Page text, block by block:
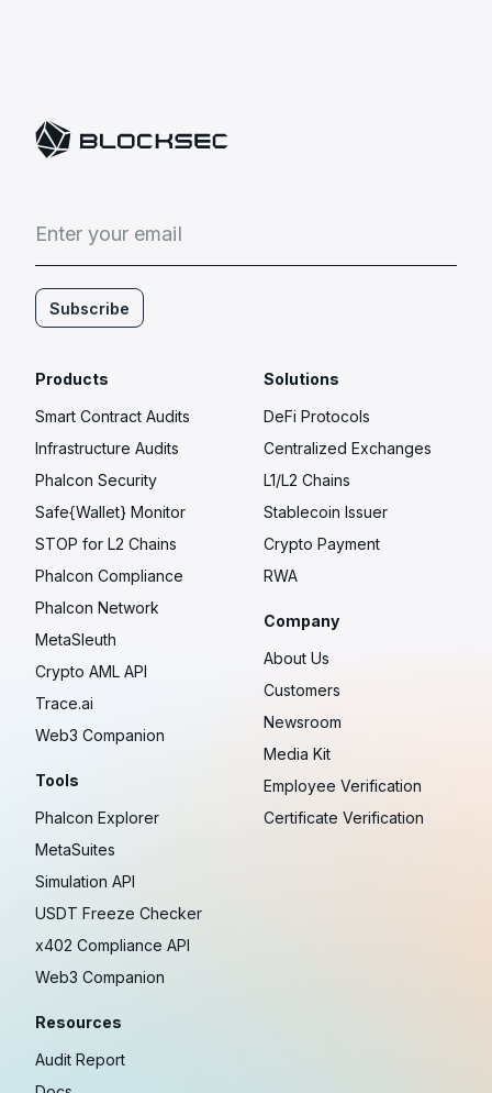
Enter your email
Subscribe
Products
Smart Contract Audits
Infrastructure Audits
Phalcon Security
Safe{Wallet} Monitor
STOP for L2 Chains
Phalcon Compliance
Phalcon Network
MetaSleuth
Crypto AML API
Trace.ai
Web3 Companion
Tools
Phalcon Explorer
MetaSuites
Simulation API
USDT Freeze Checker
x402 Compliance API
Web3 Companion
Resources
Audit Report
Solutions
DeFi Protocols
Centralized Exchanges
L1/L2 Chains
Stablecoin Issuer
Crypto Payment
RWA
Company
About Us
Customers
Newsroom
Media Kit
Employee Verification
Certificate Verification